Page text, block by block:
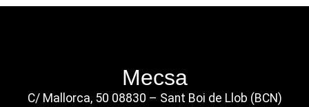
Mecsa
C/ Mallorca, 50 08830 – Sant Boi de Llob (BCN)